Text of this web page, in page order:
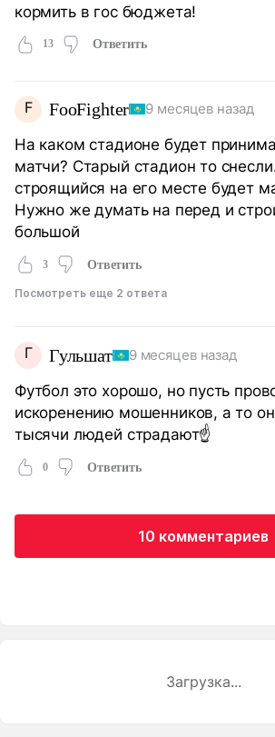
кормить в гос бюджета!
13 Ответить
F FooFighter 9 месяцев назад
На каком стадионе будет
матчи? Старый стадион то
строящийся на его месте будет
Нужно же думать на перед и
большой
3 Ответить
Посмотреть еще 2 ответа
Г Гульшат 9 месяцев назад
Футбол это хорошо, но пусть
искоренению мошенников, а то он
тысячи людей страдают☝️
0 Ответить
10 комментариев
Загрузка...